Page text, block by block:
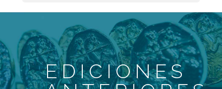
EDICIONES